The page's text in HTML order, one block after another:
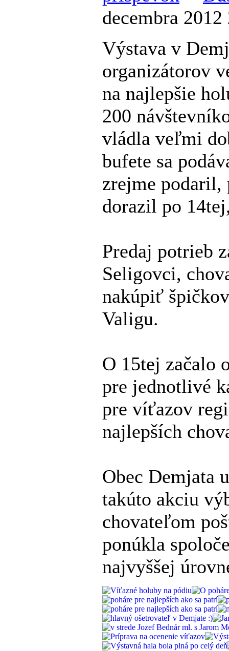
decembra
Výstava v
organizátorov
na najlepšie
200
vládla veľmi
bufete sa
zrejme podaril,
dorazil po
Predaj potrieb
Seligovci,
nakúpiť
Valigu.
O 15tej začalo
pre jednotlivé
pre víťazov
najlepších
Obec Demjata
takúto akciu
chovateľom
ponúkla
najvyššej